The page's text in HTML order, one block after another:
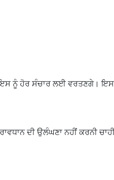
ਨੂੰ ਹੋਰ ਸੰਚਾਰ ਲਈ ਵਰਤਣਗੇ। ਇਸ
ਦੀ ਉਲੰਘਣਾ ਨਹੀਂ ਕਰਨੀ